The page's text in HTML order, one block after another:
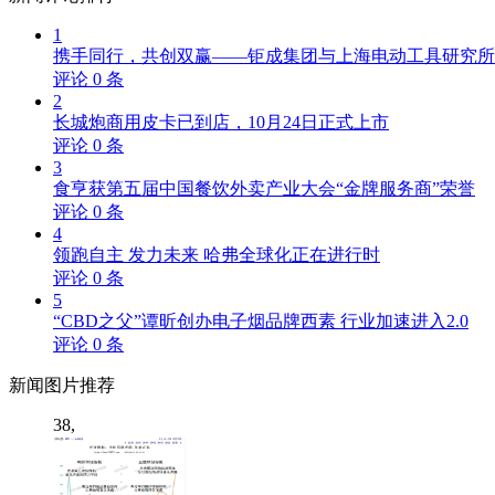
1
携手同行，共创双赢——钜成集团与上海电动工具研究
评论 0 条
2
长城炮商用皮卡已到店，10月24日正式上市
评论 0 条
3
食亨获第五届中国餐饮外卖产业大会“金牌服务商”荣誉
评论 0 条
4
领跑自主 发力未来 哈弗全球化正在进行时
评论 0 条
5
“CBD之父”谭昕创办电子烟品牌西素 行业加速进入2.0
评论 0 条
新闻 图片推荐
38,